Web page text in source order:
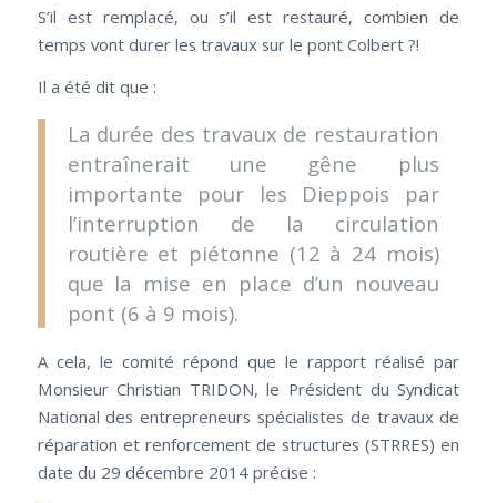
S’il est remplacé, ou s’il est restauré, combien de
temps vont durer les travaux sur le pont Colbert ?!
Il a été dit que :
La durée des travaux de restauration
entraînerait une gêne plus
importante pour les Dieppois par
l’interruption de la circulation
routière et piétonne (12 à 24 mois)
que la mise en place d’un nouveau
pont (6 à 9 mois).
A cela, le comité répond que le rapport réalisé par
Monsieur Christian TRIDON, le Président du Syndicat
National des entrepreneurs spécialistes de travaux de
réparation et renforcement de structures (STRRES) en
date du 29 décembre 2014 précise :